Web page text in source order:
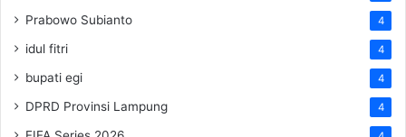
Prabowo Subianto 4
idul fitri 4
bupati egi 4
DPRD Provinsi Lampung 4